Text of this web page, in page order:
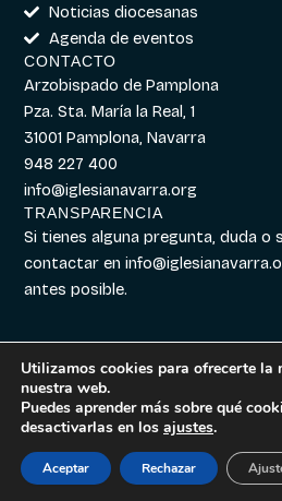
Noticias diocesanas
Agenda de eventos
CONTACTO
Arzobispado de Pamplona
Pza. Sta. María la Real, 1
31001 Pamplona, Navarra
948 227 400
info@iglesianavarra.org
TRANSPARENCIA
Si tienes alguna pregunta, duda o
contactar en
antes posible.
Aviso legal|
Cookies|Política de
Utilizamos cookies para ofrecerte la
nuestra web.
Puedes aprender más sobre qué
desactivarlas en los ajustes.
Aceptar Rechazar